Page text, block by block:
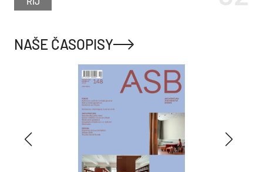
NAŠE ČASOPISY